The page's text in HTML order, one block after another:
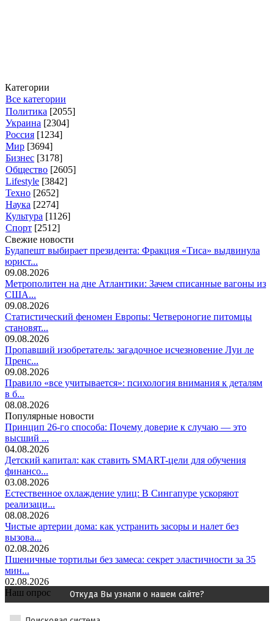
Категории
Все категории
Политика [2055]
Украина [2304]
Россия [1234]
Мир [3694]
Бизнес [3178]
Общество [2605]
Lifestyle [3842]
Техно [2652]
Наука [2274]
Культура [1126]
Спорт [2512]
Свежие новости
Будапешт выбирает президента: Фракция «Тиса» выдвинула
юрист...
09.08.2026
Метрополитен на дне Атлантики: Зачем списанные вагоны из
США...
09.08.2026
Статистический феномен Европы: Четвероногие питомцы
становят...
09.08.2026
Пропавший изобретатель: загадочное исчезновение Луи ле
Пренс...
09.08.2026
Правило «все учитывается»: психология внимания к деталям
в б...
08.08.2026
Популярные новости
Принцип 26-го способа: Почему доверие к случаю — это
высший ...
04.08.2026
Детский капитал: как ставить SMART-цели для обучения
финансо...
03.08.2026
Естественное охлаждение улиц: В Сингапуре ускоряют
реализаци...
08.08.2026
Чистые артерии дома: как устранить засоры и налет без
вызова...
02.08.2026
Пшеничные тортильи без замеса: секрет эластичности за 35
мин...
02.08.2026
Наш опрос
Откуда Вы узнали о нашем сайте?